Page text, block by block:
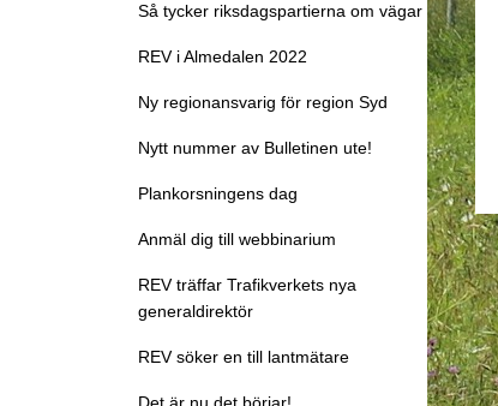
Så tycker riksdagspartierna om vägar
REV i Almedalen 2022
Ny regionansvarig för region Syd
Nytt nummer av Bulletinen ute!
Plankorsningens dag
Anmäl dig till webbinarium
REV träffar Trafikverkets nya
generaldirektör
REV söker en till lantmätare